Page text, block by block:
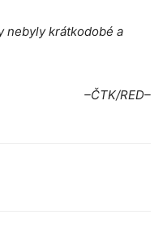
nebyly krátkodobé a
–ČTK/RED–